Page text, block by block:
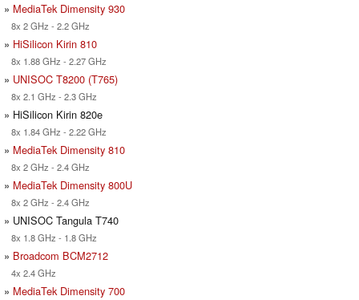
» MediaTek Dimensity 930
8x 2 GHz - 2.2 GHz
» HiSilicon Kirin 810
8x 1.88 GHz - 2.27 GHz
» UNISOC T8200 (T765)
8x 2.1 GHz - 2.3 GHz
» HiSilicon Kirin 820e
8x 1.84 GHz - 2.22 GHz
» MediaTek Dimensity 810
8x 2 GHz - 2.4 GHz
» MediaTek Dimensity 800U
8x 2 GHz - 2.4 GHz
» UNISOC Tangula T740
8x 1.8 GHz - 1.8 GHz
» Broadcom BCM2712
4x 2.4 GHz
» MediaTek Dimensity 700